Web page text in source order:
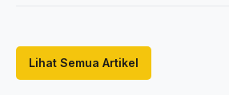
Lihat Semua Artikel